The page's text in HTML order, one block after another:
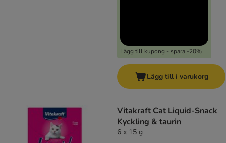
Lägg till kupong - spara -20%
Lägg till i varukorg
Vitakraft Cat Liquid-Snack
Kyckling & taurin
6 x 15 g